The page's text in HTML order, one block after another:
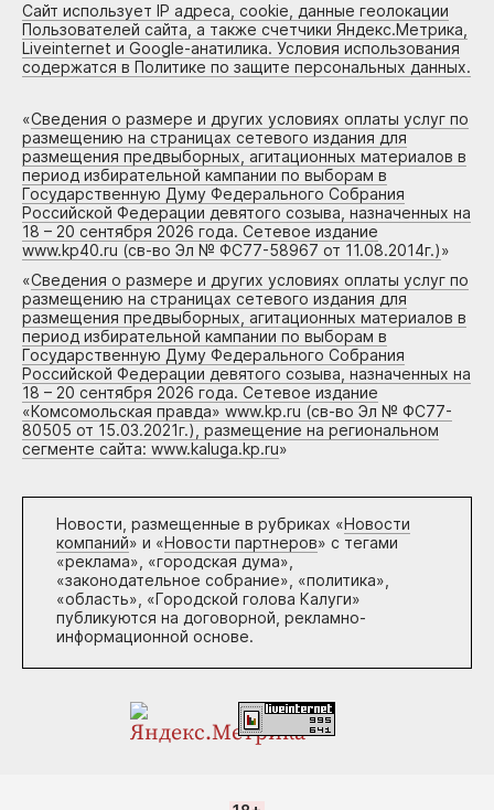
Сайт использует IP адреса, cookie, данные геолокации
Пользователей сайта, а также счетчики Яндекс.Метрика,
Liveinternet и Google-анатилика. Условия использования
содержатся в Политике по защите персональных данных.
«Сведения о размере и других условиях оплаты услуг по
размещению на страницах сетевого издания для
размещения предвыборных, агитационных материалов в
период избирательной кампании по выборам в
Государственную Думу Федерального Собрания
Российской Федерации девятого созыва, назначенных на
18 – 20 сентября 2026 года. Сетевое издание
www.kp40.ru (св-во Эл № ФС77-58967 от 11.08.2014г.)»
«Сведения о размере и других условиях оплаты услуг по
размещению на страницах сетевого издания для
размещения предвыборных, агитационных материалов в
период избирательной кампании по выборам в
Государственную Думу Федерального Собрания
Российской Федерации девятого созыва, назначенных на
18 – 20 сентября 2026 года. Сетевое издание
«Комсомольская правда» www.kp.ru (св-во Эл № ФС77-
80505 от 15.03.2021г.), размещение на региональном
сегменте сайта: www.kaluga.kp.ru»
Новости, размещенные в рубриках «Новости
компаний» и «Новости партнеров» с тегами
«реклама», «городская дума»,
«законодательное собрание», «политика»,
«область», «Городской голова Калуги»
публикуются на договорной, рекламно-
информационной основе.